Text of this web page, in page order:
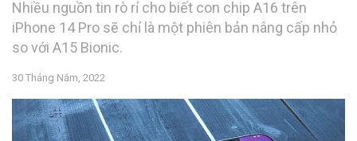
Nhiều nguồn tin rò rỉ cho biết con chip A16 trên
iPhone 14 Pro sẽ chỉ là một phiên bản nâng cấp nhỏ
so với A15 Bionic.
30 Tháng Năm, 2022